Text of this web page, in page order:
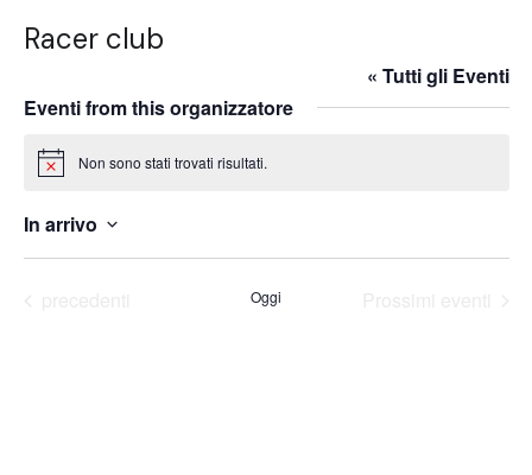
Racer club
« Tutti gli Eventi
Eventi from this organizzatore
Notice Non sono stati trovati risultati.
In arrivo
Seleziona
Oggi